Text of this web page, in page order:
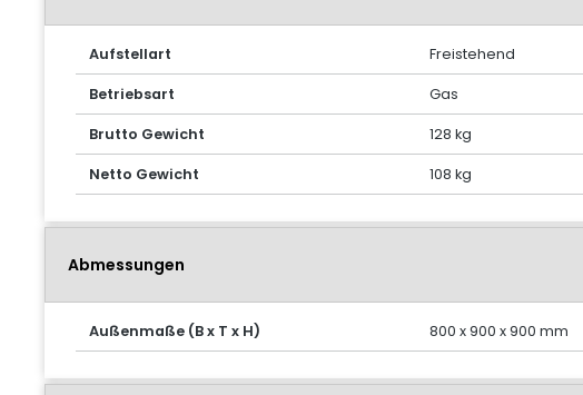
Aufstellart Freistehend
Betriebsart Gas
Brutto Gewicht 128 kg
Netto Gewicht 108 kg
Abmessungen
Außenmaße (B x T x H) 800 x 900 x 900 mm